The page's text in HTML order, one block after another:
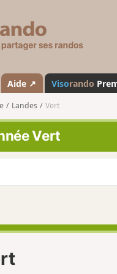
s
a
n
o
Aide ↗ Visorando
Landes Vert
Vert